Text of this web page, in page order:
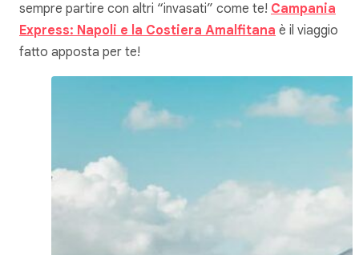
sempre partire con altri “invasati” come te! Campania
Express: Napoli e la Costiera Amalfitana è il viaggio
fatto apposta per te!